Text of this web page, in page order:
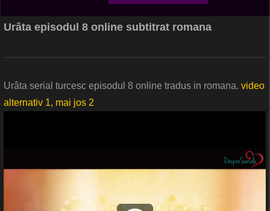
Urâta episodul 8 online subtitrat romana
Urâta serial turcesc episodul 8 online tradus in romana. video
alternativ 1, mai jos 2